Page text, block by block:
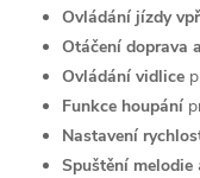
Ovládání jízdy
Otáčení doprava
Ovládání vidlice
Funkce houpání
Nastavení
Spuštění melodie